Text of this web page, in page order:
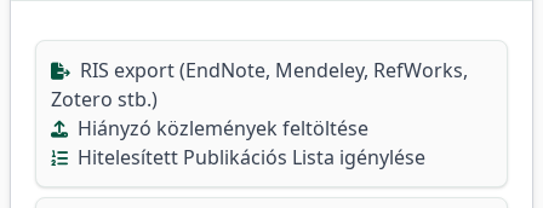
RIS export (EndNote, Mendeley, RefWorks,
Zotero stb.)
Hiányzó közlemények feltöltése
Hitelesített Publikációs Lista igénylése